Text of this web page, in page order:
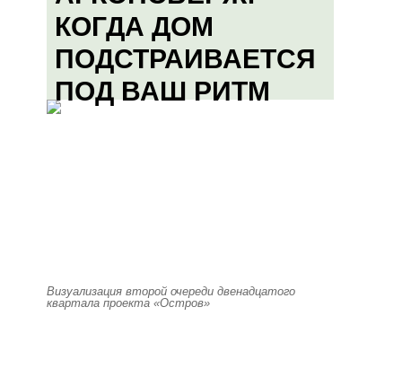
КОГДА ДОМ
ПОДСТРАИВАЕТСЯ
ПОД ВАШ РИТМ
Визуализация второй очереди двенадцатого
квартала проекта «Остров»